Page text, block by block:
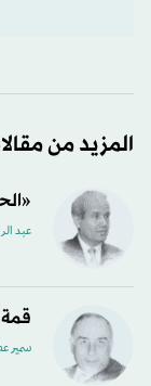
المزيد من
عبد
قمة
سمير